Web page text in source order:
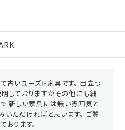
古いユーズド家具です。 目立つ
しておりますがその他にも細
新しい家具には無い雰囲気と
いただければと思います。 ご質
ります。